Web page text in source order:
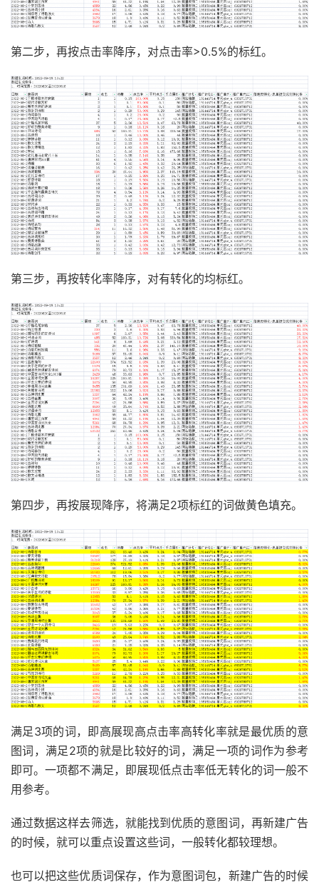
第二步，再按点击率降序，对点击率>0.5%的标红。
第三步，再按转化率降序，对有转化的均标红。
第四步，再按展现降序，将满足2项标红的词做黄色填充。
满足3项的词，即高展现高点击率高转化率就是最优质的意
图词，满足2项的就是比较好的词，满足一项的词作为参考
即可。一项都不满足，即展现低点击率低无转化的词一般不
用参考。
通过数据这样去筛选，就能找到优质的意图词，再新建广告
的时候，就可以重点设置这些词，一般转化都较理想。
也可以把这些优质词保存，作为意图词包，新建广告的时候